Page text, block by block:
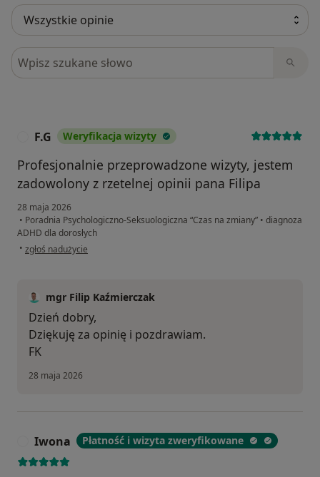
Szukaj w opiniach
F.G Weryfikacja wizyty
Profesjonalnie przeprowadzone wizyty, jestem
zadowolony z rzetelnej opinii pana Filipa
28 maja 2026
• Poradnia Psychologiczno-Seksuologiczna “Czas na zmiany” • diagnoza
ADHD dla dorosłych
• w opinii użytkownika F.G
zgłoś nadużycie
mgr Filip Kaźmierczak
Dzień dobry,
Dziękuję za opinię i pozdrawiam.
FK
28 maja 2026
Iwona Płatność i wizyta zweryfikowane